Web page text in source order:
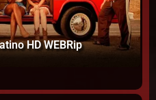
HD WEBRip